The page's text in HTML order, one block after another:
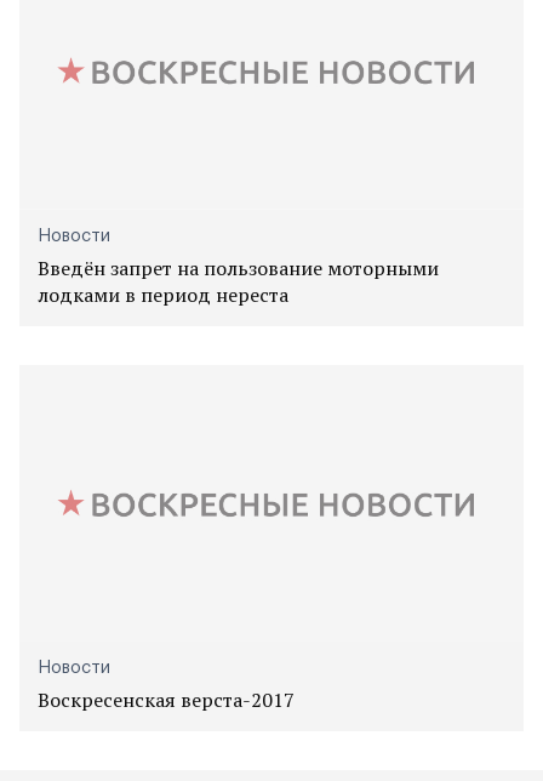
Новости
Введён запрет на пользование моторными
лодками в период нереста
Новости
Воскресенская верста-2017